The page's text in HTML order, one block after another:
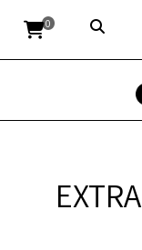
0
כרית 1 סטון + 1 כרית EXTRA